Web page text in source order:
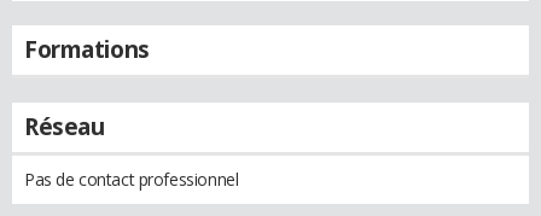
Formations
Réseau
Pas de contact professionnel